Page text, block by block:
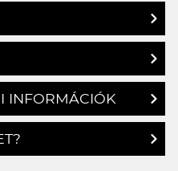
INFORMÁCIÓK